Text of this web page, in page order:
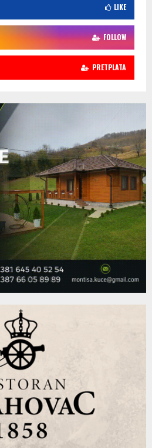
LIKE
FOLLOW
PRETPLATA